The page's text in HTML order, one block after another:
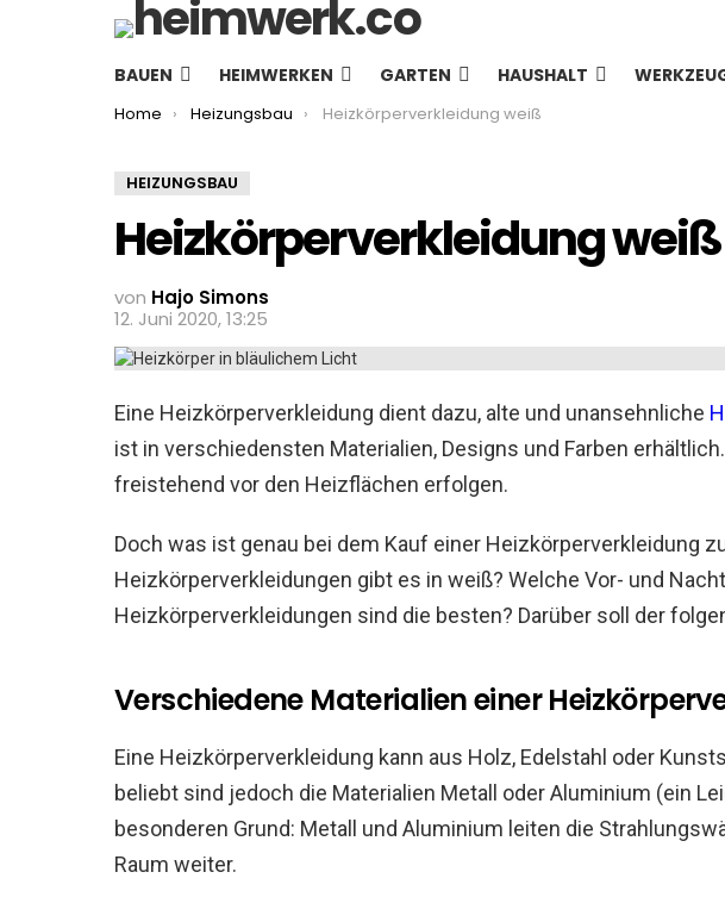
BAUEN HEIMWERKEN GARTEN HAUSHALT
You are here:
Home Heizungsbau Heizkörperverkleidung weiß
HEIZUNGSBAU
Heizkörperverkleidung weiß
von Hajo Simons
12. Juni 2020, 13:25
Eine Heizkörperverkleidung dient dazu, alte und unansehnliche
ist in verschiedensten Materialien, Designs und Farben
freistehend vor den Heizflächen erfolgen.
Doch was ist genau bei dem Kauf einer Heizkörperverkleidung
Heizkörperverkleidungen gibt es in weiß? Welche Vor- und
Heizkörperverkleidungen sind die besten? Darüber soll der
Verschiedene Materialien einer
Eine Heizkörperverkleidung kann aus Holz, Edelstahl oder
beliebt sind jedoch die Materialien Metall oder Aluminium (ein
besonderen Grund: Metall und Aluminium leiten die
Raum weiter.